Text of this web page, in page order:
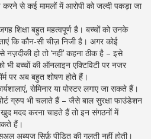
से कई मामलों में आरोपी को जल्दी पकड़ा जा
शिक्षा बहुत महत्वपूर्ण है। बच्चों को उनके
कि कौन‑सी चीज़ निजी है। अगर कोई
नज़दीकी हो तो ‘नहीं’ कहना ठीक है – इसे
भी बच्चों की ऑनलाइन एक्टिविटी पर नजर
पर अब बहुत शोषण होते हैं।
सेमिनार या पोस्टर लगाए जा सकते हैं।
ग्रुप भी चलाते हैं – जैसे बाल सुरक्षा फाउंडेशन
मदद करना चाहते हैं तो इन संगठनों में
हैं।
अब्यूज सिर्फ़ पीड़ित की गलती नहीं होती।